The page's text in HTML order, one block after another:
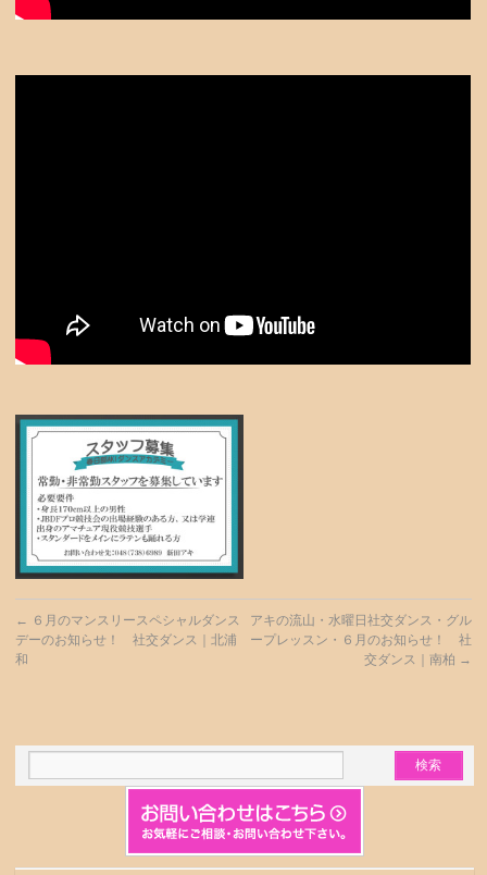
← ６月のマンスリースペシャルダンス
デーのお知らせ！ 社交ダンス｜北浦
和
アキの流山・水曜日社交ダンス・グル
ープレッスン・６月のお知らせ！ 社
交ダンス｜南柏 →